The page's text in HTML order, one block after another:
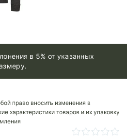
в 5% от указанных
право вносить изменения в
характеристики товаров и их упаковку